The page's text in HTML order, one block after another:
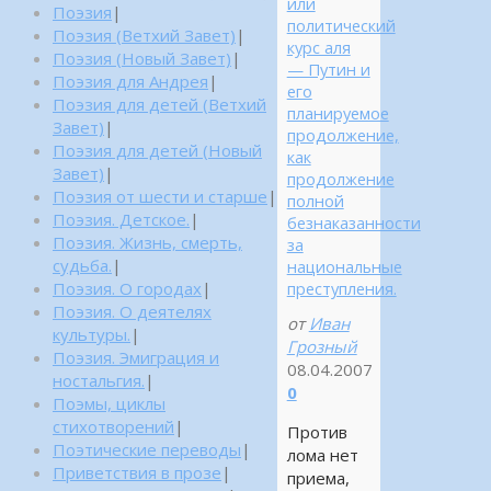
политический
курс аля
— Путин и
его
планируемое
продолжение,
как
продолжение
полной
безнаказанности
за
национальные
преступления.
от Иван
Грозный
08.04.2007
0
Против
лома нет
приема,
Поэзия |
Поэзия (Ветхий Завет) |
Поэзия (Новый Завет) |
Поэзия для Андрея |
Поэзия для детей (Ветхий
Завет) |
Поэзия для детей (Новый
Завет) |
Поэзия от шести и старше |
Поэзия. Детское. |
Поэзия. Жизнь, смерть,
судьба. |
Поэзия. О городах |
Поэзия. О деятелях
культуры. |
Поэзия. Эмиграция и
ностальгия. |
Поэмы, циклы
стихотворений |
Поэтические переводы |
Приветствия в прозе |